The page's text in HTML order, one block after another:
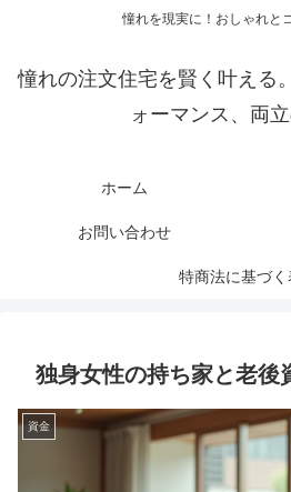
憧れを現実に！おしゃれと
憧れの注文住宅を賢く叶える
ォーマンス、両
ホーム
お問い合わせ
特商法に基づく
独身女性の持ち家と老後
資金